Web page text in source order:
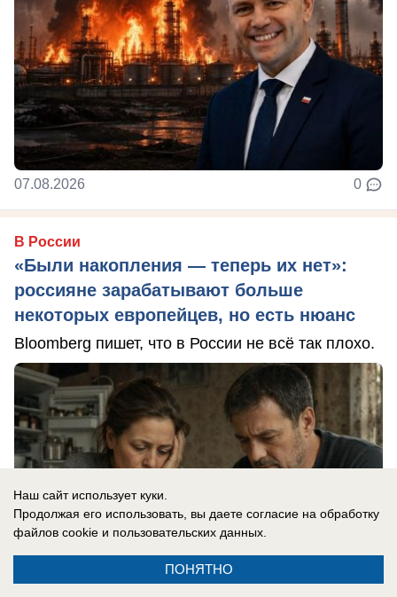
07.08.2026 0
В России
«Были накопления — теперь их нет»:
россияне зарабатывают больше
некоторых европейцев, но есть нюанс
Bloomberg пишет, что в России не всё так плохо.
Наш сайт использует куки.
Продолжая его использовать, вы даете согласие на обработку
файлов cookie и пользовательских данных.
ПОНЯТНО